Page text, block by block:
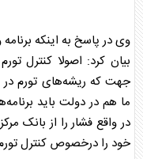
وی در پاسخ به اینکه
بیان کرد: اصولا کنترل
جهت که ریشه‌های تورم در
ما هم در دولت باید
در واقع فشار را از بانک
خود را درخصوص کنترل